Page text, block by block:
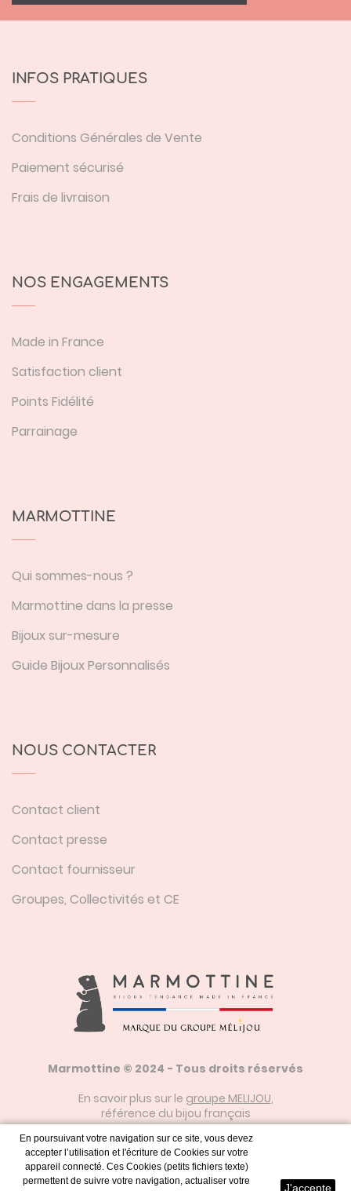
INFOS PRATIQUES
Conditions Générales de Vente
Paiement sécurisé
Frais de livraison
NOS ENGAGEMENTS
Made in France
Satisfaction client
Points Fidélité
Parrainage
MARMOTTINE
Qui sommes-nous ?
Marmottine dans la presse
Bijoux sur-mesure
Guide Bijoux Personnalisés
NOUS CONTACTER
Contact client
Contact presse
Contact fournisseur
Groupes, Collectivités et CE
Marmottine © 2024 - Tous droits réservés
En savoir plus sur le groupe MELIJOU,
référence du bijou français
Mentions Légales
En poursuivant votre navigation sur ce site, vous devez
accepter l’utilisation et l'écriture de Cookies sur votre
appareil connecté. Ces Cookies (petits fichiers texte)
permettent de suivre votre navigation, actualiser votre
J'accepte